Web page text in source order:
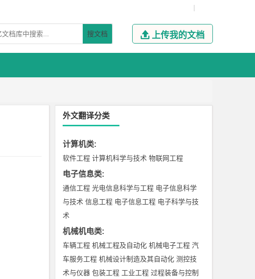
|
搜文档  上传我的文档
外文翻译分类
计算机类:
软件工程 计算机科学与技术 物联网工程
电子信息类:
通信工程 光电信息科学与工程 电子信息科学
与技术 信息工程 电子信息工程 电子科学与技
术
机械机电类:
车辆工程 机械工程及自动化 机械电子工程 汽
车服务工程 机械设计制造及其自动化 测控技
术与仪器 包装工程 工业工程 过程装备与控制